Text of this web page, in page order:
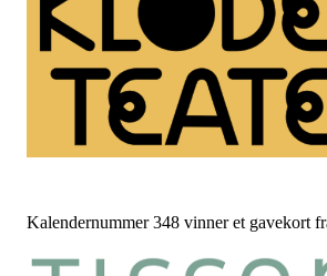
Kalendernummer 348 vinner et gavekort